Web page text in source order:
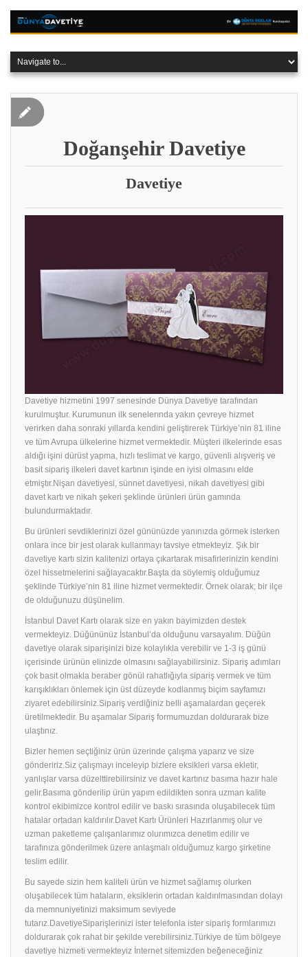
Doğanşehir Davetiye
Davetiye
Davetiye hizmetini 1997 senesinde Dünya Davetiye tarafından
kurulmuştur. Kurumunun ilk senelerında yakın çevreye hizmet
verirken daha sonraki yıllarda kendini geliştirerek Türkiye’nin 81 iline
ve tüm Avrupa ülkelerine hizmet vermektedir. Müşteri ilkelerinde esas
aldığı işini dürüst yapma, hızlı teslimat ve kargo, güvenli alışveriş ve
basit sipariş ilkeleri davet kartının işinde en iyisi olmasını elde
etmiştır.Nişan davetiyesi, sünnet davetiyesi, nikah davetiyesi gibi
davet kartı ve nikah şekeri şeklinde ürünleri ürün gamında
bulundurmaktadır.
Bu ürünleri sevdiklerinizi özel gününüzde yanınızda görmek isterken
onlara ince bir jest olarak kullanmayı tavsiye etmekteyiz. Şık bir
davetiye kartı sizin kalitenizi ortaya çıkartarak misafirlerinizin kendini
özel hissetmelerini sağlayacaktır.Başta da söylemiş olduğumuz
şeklinde Türkiye’nin 81 iline hizmet vermektedir. Örnek olarak; bir ilçe
de olduğunuzu düşünelim.
İstanbul Davet Kartı olarak size en yakın bayimizden destek
vermekteyiz. Düğününüz İstanbul’da olduğunu varsayalım. Düğün
davetiye olarak siparişinizi bize kolaylıkla verebilir ve 1-3 iş günü
içerisinde ürünün elinizde olmasını sağlayabilirsiniz. Sipariş adımları
çok basit olmakla beraber gönül rahatlığıyla sipariş vermek ve tüm
karışıklıkları önlemek için üst düzeyde kodlanmış biçim sayfamızı
ziyaret edebilirsiniz.Sipariş verdiğiniz belli aşamalardan geçerek
üretilmektedir. Bu aşamalar Sipariş formumuzdan doldurarak bize
ulaştınız.
Bizler hemen seçtiğiniz ürün üzerinde çalışma yaparız ve size
göndeririz.Siz çalışmayı inceleyip bizlere eksikleri varsa ekletir,
yanlışlar varsa düzelttirebilirsiniz ve davet kartınız basıma hazır hale
gelir.Basıma gönderilip ürün yapım edildikten sonra uzman kalite
kontrol ekibimizce kontrol edilir ve baskı sırasında oluşabilecek tüm
hatalar ortadan kaldırılır.Davet Kartı Ürünleri Hazırlanmış olur ve
uzman paketleme çalışanlarımız olurımızca denetim edilir ve
tarafınıza gönderilmek üzere anlaşmalı olduğumuz kargo şirketine
teslim edilir.
Bu sayede sizin hem kaliteli ürün ve hizmet sağlamış olurken
oluşabilecek tüm hataların, eksiklerin ortadan kaldırılmasından dolayı
da memnuniyetinizi maksimum seviyede
tutarız.DavetiyeSiparişlerinizi ister telefonla ister sipariş formlarımızı
doldurarak çok rahat bir şekilde verebilirsiniz.Türkiye de tüm bölgeye
davetiye hizmeti vermekteyiz İnternet sitemizden beğeneceğiniz